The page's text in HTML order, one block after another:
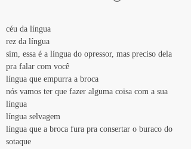
céu da língua
rez da língua
sim, essa é a língua do opressor, mas preciso dela
pra falar com você
língua que empurra a broca
nós vamos ter que fazer alguma coisa com a sua
língua
língua selvagem
língua que a broca fura pra consertar o buraco do
sotaque